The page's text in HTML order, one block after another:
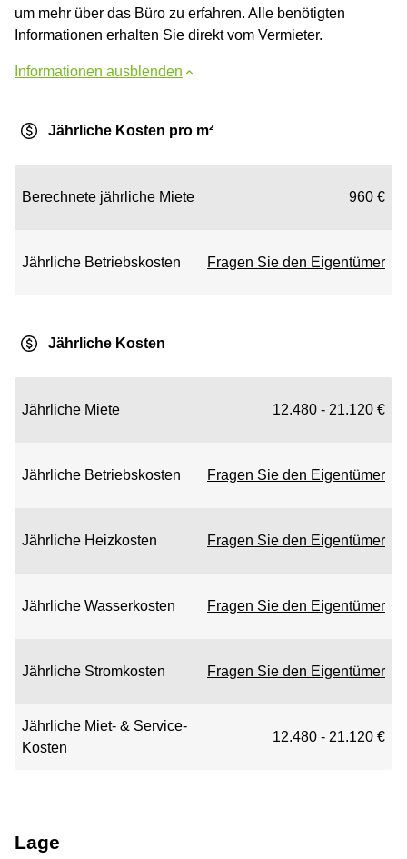
um mehr über das Büro zu erfahren. Alle benötigten
Informationen erhalten Sie direkt vom Vermieter.
Informationen ausblenden
Jährliche Kosten pro m²
Berechnete jährliche Miete 960 €
Jährliche Betriebskosten Fragen Sie den Eigentümer
Jährliche Kosten
Jährliche Miete 12.480 - 21.120 €
Jährliche Betriebskosten Fragen Sie den Eigentümer
Jährliche Heizkosten Fragen Sie den Eigentümer
Jährliche Wasserkosten Fragen Sie den Eigentümer
Jährliche Stromkosten Fragen Sie den Eigentümer
Jährliche Miet- & Service-
Kosten
12.480 - 21.120 €
Lage